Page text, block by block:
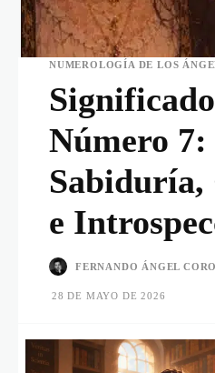
NUMEROLOGÍA DE LOS
Número 7:
Sabiduría,
e
FERNANDO ÁNGEL
28 DE MAYO DE 2026